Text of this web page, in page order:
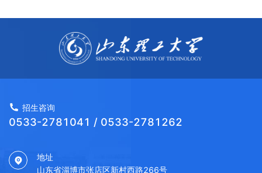
招生咨询
0533-2781041 / 0533-2781262
地址
山东省淄博市张店区新村西路266号